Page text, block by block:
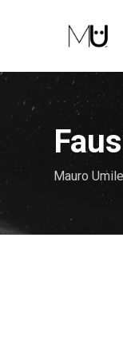
Mauro Umile